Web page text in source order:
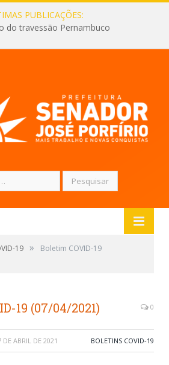
PUBLICAÇÕES:
do travessão Pernambuco
19 »
Boletim COVID-19
19 (07/04/2021) 0
DE ABRIL DE 2021 BOLETINS COVID-19